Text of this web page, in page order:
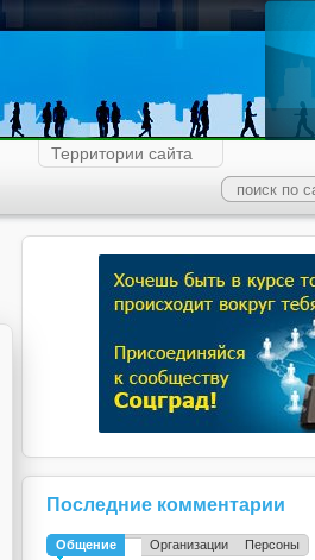
Территории сайта
Последние комментарии
Общение Организации Персоны